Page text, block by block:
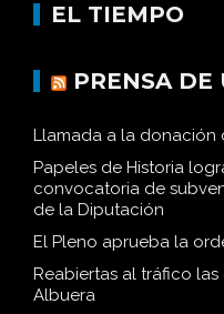
EL TIEMPO
PRENSA DE
Llamada a la donación
Papeles de Historia
convocatoria de
de la Diputación
El Pleno aprueba la
Reabiertas al tráfico
Albuera